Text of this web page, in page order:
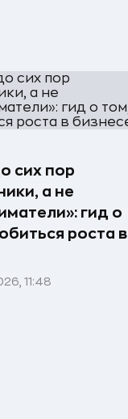
сих пор
а не
гид о
роста в
11:48